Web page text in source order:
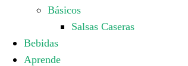
Básicos
Salsas Caseras
Bebidas
Aprende